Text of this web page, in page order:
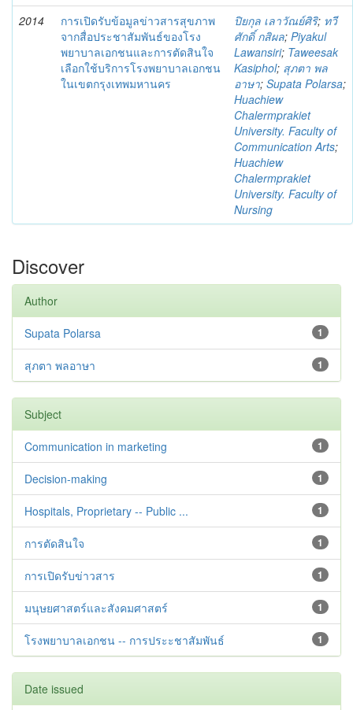
2014
การเปิดรับข้อมูลข่าวสารสุขภาพ
จากสื่อประชาสัมพันธ์ของโรง
พยาบาลเอกชนและการตัดสินใจ
เลือกใช้บริการโรงพยาบาลเอกชน
ในเขตกรุงเทพมหานคร
ปิยกุล เลาวัณย์ศิริ; ทวี
ศักดิ์ กสิผล; Piyakul
Lawansiri; Taweesak
Kasiphol; สุภตา พล
อาษา; Supata Polarsa;
Huachiew
Chalermprakiet
University. Faculty of
Communication Arts;
Huachiew
Chalermprakiet
University. Faculty of
Nursing
Discover
Author
1
Supata Polarsa
1
สุภตา พลอาษา
Subject
1
Communication in marketing
1
Decision-making
1
Hospitals, Proprietary -- Public ...
1
การตัดสินใจ
1
การเปิดรับข่าวสาร
1
มนุษยศาสตร์และสังคมศาสตร์
1
โรงพยาบาลเอกชน -- การประะชาสัมพันธ์
Date issued